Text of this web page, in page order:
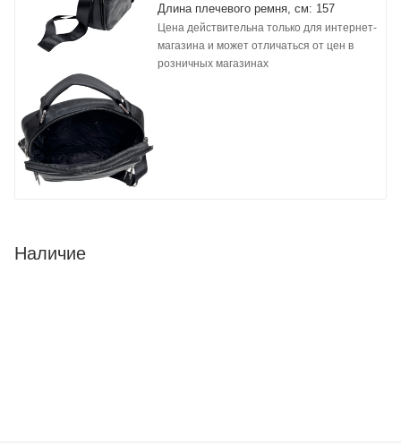
Длина плечевого ремня, см: 157
Цена действительна только для интернет-
магазина и может отличаться от цен в
розничных магазинах
Наличие